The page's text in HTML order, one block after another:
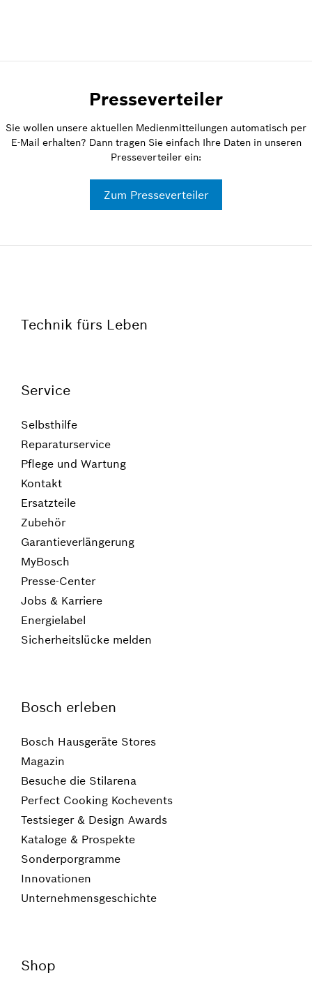
Presseverteiler
Sie wollen unsere aktuellen Medienmitteilungen automatisch per
E-Mail erhalten? Dann tragen Sie einfach Ihre Daten in unseren
Presseverteiler ein:
Zum Presseverteiler
Technik fürs Leben
Service
Selbsthilfe
Reparaturservice
Pflege und Wartung
Kontakt
Ersatzteile
Zubehör
Garantieverlängerung
MyBosch
Presse-Center
Jobs & Karriere
Energielabel
Sicherheitslücke melden
Bosch erleben
Bosch Hausgeräte Stores
Magazin
Besuche die Stilarena
Perfect Cooking Kochevents
Testsieger & Design Awards
Kataloge & Prospekte
Sonderporgramme
Innovationen
Unternehmensgeschichte
Shop